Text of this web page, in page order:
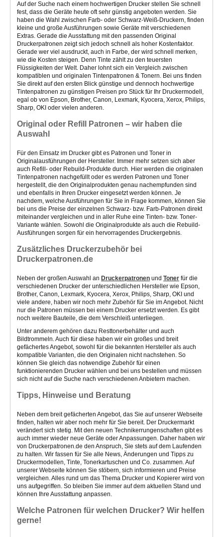
Auf der Suche nach einem hochwertigen Drucker stellen Sie schnell
fest, dass die Geräte heute oft sehr günstig angeboten werden. Sie
haben die Wahl zwischen Farb- oder Schwarz-Weiß-Druckern, finden
kleine und große Ausführungen sowie Geräte mit verschiedenen
Extras. Gerade die Ausstattung mit den passenden Original
Druckerpatronen zeigt sich jedoch schnell als hoher Kostenfaktor.
Gerade wer viel ausdruckt, auch in Farbe, der wird schnell merken,
wie die Kosten steigen. Denn Tinte zählt zu den teuersten
Flüssigkeiten der Welt. Daher lohnt sich ein Vergleich zwischen
kompatiblen und originalen Tintenpatronen & Tonern. Bei uns finden
Sie direkt auf den ersten Blick günstige und dennoch hochwertige
Tintenpatronen zu günstigen Preisen pro Stück für Ihr Druckermodell,
egal ob von Epson, Brother, Canon, Lexmark, Kyocera, Xerox, Philips,
Sharp, OKI oder vielen anderen.
Original oder Refill Patronen – wir haben die
Auswahl
Für den Einsatz im Drucker gibt es Patronen und Toner in
Originalausführungen der Hersteller. Immer mehr setzen sich aber
auch Refill- oder Rebuild-Produkte durch. Hier werden die originalen
Tintenpatronen nachgefüllt oder es werden Patronen und Toner
hergestellt, die den Originalprodukten genau nachempfunden sind
und ebenfalls in Ihren Drucker eingesetzt werden können. Je
nachdem, welche Ausführungen für Sie in Frage kommen, können Sie
bei uns die Preise der einzelnen Schwarz- bzw. Farb-Patronen direkt
miteinander vergleichen und in aller Ruhe eine Tinten- bzw. Toner-
Variante wählen. Sowohl die Originalprodukte als auch die Rebuild-
Ausführungen sorgen für ein hervorragendes Druckergebnis.
Zusätzliches Druckerzubehör bei
Druckerpatronen.de
Neben der großen Auswahl an Druckerpatronen und Toner für die
verschiedenen Drucker der unterschiedlichen Hersteller wie Epson,
Brother, Canon, Lexmark, Kyocera, Xerox, Philips, Sharp, OKI und
viele andere, haben wir noch mehr Zubehör für Sie im Angebot. Nicht
nur die Patronen müssen bei einem Drucker ersetzt werden. Es gibt
noch weitere Bauteile, die dem Verschleiß unterliegen.
Unter anderem gehören dazu Resttonerbehälter und auch
Bildtrommeln. Auch für diese haben wir ein großes und breit
gefächertes Angebot, sowohl für die bekannten Hersteller als auch
kompatible Varianten, die den Originalen nicht nachstehen. So
können Sie gleich das notwendige Zubehör für einen
funktionierenden Drucker wählen und bei uns bestellen und müssen
sich nicht auf die Suche nach verschiedenen Anbietern machen.
Tipps, Hinweise und Beratung
Neben dem breit gefächerten Angebot, das Sie auf unserer Webseite
finden, halten wir aber noch mehr für Sie bereit. Der Druckermarkt
verändert sich stetig. Mit den neuen Technikerrungenschaften gibt es
auch immer wieder neue Geräte oder Anpassungen. Daher haben wir
von Druckerpatronen.de den Anspruch, Sie stets auf dem Laufenden
zu halten. Wir fassen für Sie alle News, Änderungen und Tipps zu
Druckermodellen, Tinte, Tonerkartuschen und Co. zusammen. Auf
unserer Webseite können Sie stöbern, sich informieren und Preise
vergleichen. Alles rund um das Thema Drucker und Kopierer wird von
uns aufgegriffen. So bleiben Sie immer auf dem aktuellen Stand und
können Ihre Ausstattung anpassen.
Welche Patronen für welchen Drucker? Wir helfen
gerne!